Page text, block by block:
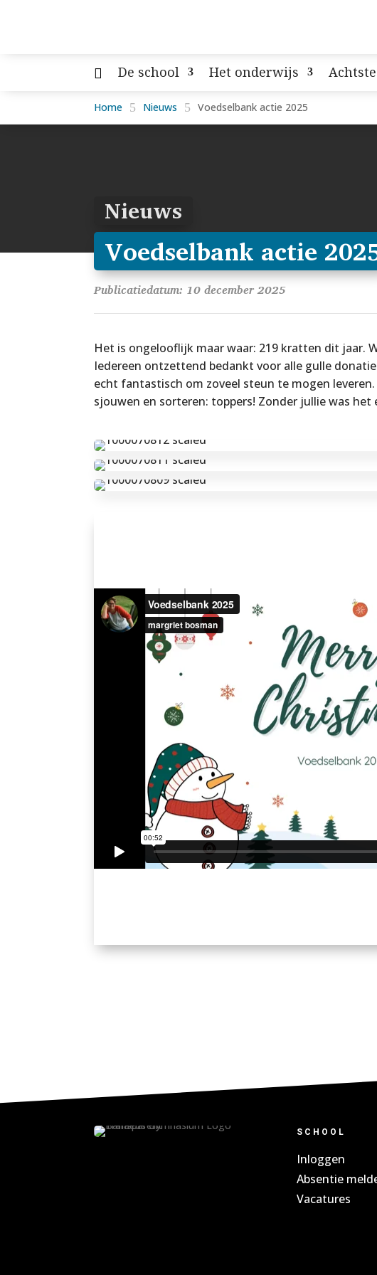
De school Het onderwijs
Home 5 Nieuws 5 Voedselbank actie 2025
Nieuws
Voedselbank actie
Publicatiedatum: 10 december 2025
Het is ongelooflijk maar waar: 219 kratten dit jaar.
Iedereen ontzettend bedankt voor alle gulle
echt fantastisch om zoveel steun te mogen
sjouwen en sorteren: toppers! Zonder jullie was het
SCHOOL
Inloggen
Absentie
Vacatures